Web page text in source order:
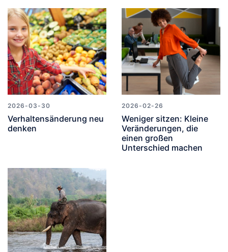
2026-03-30
Verhaltensänderung neu
denken
2026-02-26
Weniger sitzen: Kleine
Veränderungen, die
einen großen
Unterschied machen